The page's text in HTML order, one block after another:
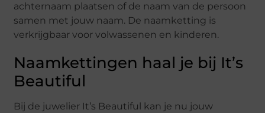
achternaam plaatsen of de naam van de persoon
samen met jouw naam. De naamketting is
verkrijgbaar voor volwassenen en kinderen.
Naamkettingen haal je bij It’s
Beautiful
Bij de juwelier It’s Beautiful kan je nu jouw